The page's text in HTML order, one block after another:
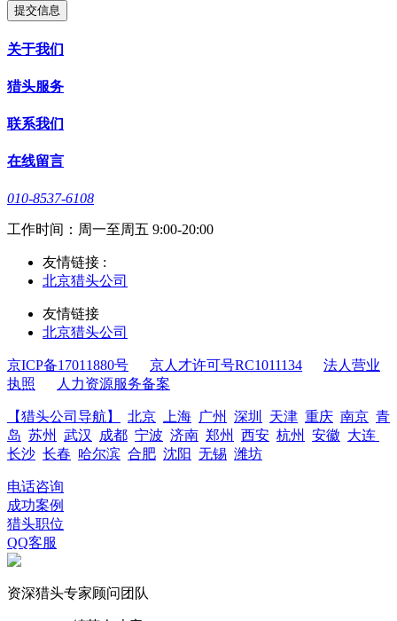
提交信息
关于我们
猎头服务
联系我们
在线留言
010-8537-6108
工作时间：周一至周五 9:00-20:00
友情链接 :
北京猎头公司
友情链接
北京猎头公司
京ICP备17011880号 京人才许可号RC1011134
法人营业
执照
人力资源服务备案
【猎头公司导航】 北京 上海 广州 深圳 天津 重庆 南京 青
岛 苏州 武汉 成都 宁波 济南 郑州 西安 杭州 安徽 大连
长沙 长春 哈尔滨 合肥 沈阳 无锡 潍坊
电话咨询
成功案例
猎头职位
QQ客服
资深猎头专家顾问团队